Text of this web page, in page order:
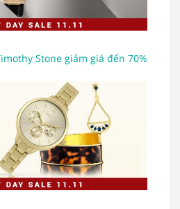
Stone giảm giá đến 70%